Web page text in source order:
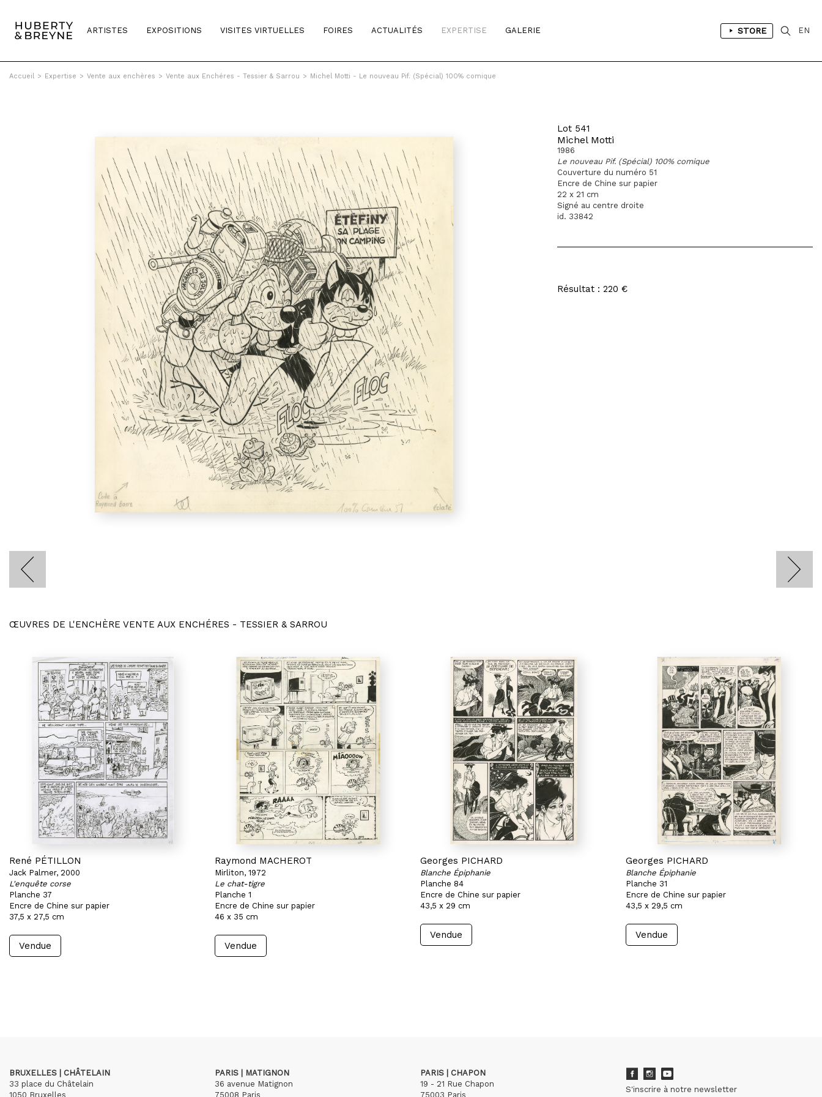
ARTISTES EXPOSITIONS VISITES VIRTUELLES FOIRES ACTUALITÉS EXPERTISE GALERIE STORE EN
Accueil > Expertise > Vente aux enchères > Vente aux Enchéres - Tessier & Sarrou > Michel Motti - Le nouveau Pif. (Spécial) 100% comique
Lot 541
Michel Motti
1986
Le nouveau Pif. (Spécial) 100% comique
Couverture du numéro 51
Encre de Chine sur papier
22 x 21 cm
Signé au centre droite
id. 33842
Résultat : 220 €
ŒUVRES DE L'ENCHÈRE VENTE AUX ENCHÉRES - TESSIER & SARROU
René PÉTILLON
Jack Palmer, 2000
L'enquête corse
Planche 37
Encre de Chine sur papier
37,5 x 27,5 cm
Vendue
Raymond MACHEROT
Mirliton, 1972
Le chat-tigre
Planche 1
Encre de Chine sur papier
46 x 35 cm
Vendue
Georges PICHARD
Blanche Épiphanie
Planche 84
Encre de Chine sur papier
43,5 x 29 cm
Vendue
Georges PICHARD
Blanche Épiphanie
Planche 31
Encre de Chine sur papier
43,5 x 29,5 cm
Vendue
BRUXELLES | CHÂTELAIN
33 place du Châtelain
1050 Bruxelles
PARIS | MATIGNON
36 avenue Matignon
75008 Paris
PARIS | CHAPON
19 - 21 Rue Chapon
75003 Paris
S'inscrire à notre newsletter